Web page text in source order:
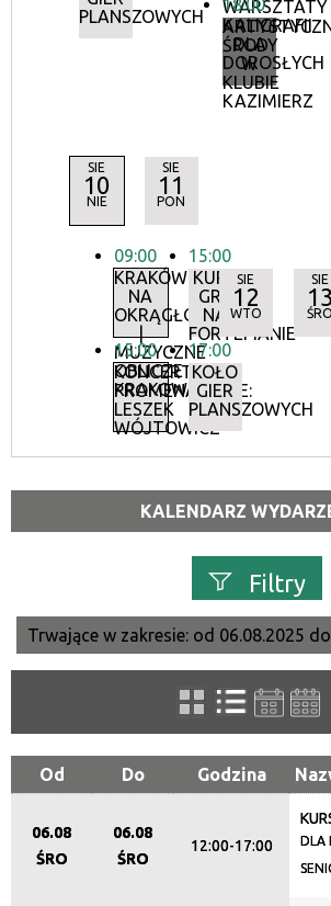
PLANSZOWYCH
WARSZTATY
KALIGRAFII
DLA
DOROSŁYCH
18:00
ŚRODY
W
KLUBIE
KAZIMIERZ
SIE
10
NIE
09:00
KRAKÓW
NA
OKRĄGŁO
|
MUZYCZNE
OBLICZE
KRAKOWA
15:00
KONCERTY
PROMENADOWE:
LESZEK
WÓJTOWICZ
SIE
11
PON
15:00
KURS
GRY
NA
FORTEPIANIE
17:00
KOŁO
GIER
PLANSZOWYCH
SIE
12
WTO
SIE
13
ŚRO
KALENDARZ
Filtry
Szukana fraza
Kategoria
Trwające w zakresie
Trwające w zakresie: od 06.08.2025
Od Do Godzina
06.08
ŚRO
06.08
ŚRO
12:00-17:00
DLA